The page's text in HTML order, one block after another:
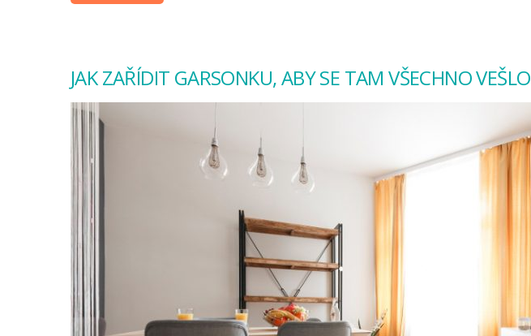
JAK ZAŘÍDIT GARSONKU, ABY SE TAM VŠECHNO VEŠLO